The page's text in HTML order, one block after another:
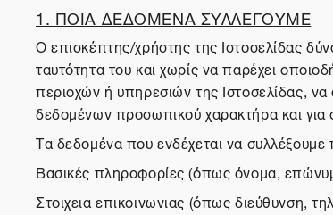
1. ΠΟΙΑ ΔΕΔΟΜΕΝΑ ΣΥΛΛΕΓΟΥΜΕ
Ο επισκέπτης/χρήστης της Ιστοσελίδας
ταυτότητα του και χωρίς να παρέχει
περιοχών ή υπηρεσιών της Ιστοσελίδας,
δεδομένων προσωπικού χαρακτήρα και
Τα δεδομένα που ενδέχεται να συλλέξουμε
Βασικές πληροφορίες (όπως όνομα,
Στοιχεια επικοινωνιας (όπως διεύθυνση,